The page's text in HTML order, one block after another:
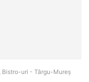
Bistro-uri - Târgu-Mureş